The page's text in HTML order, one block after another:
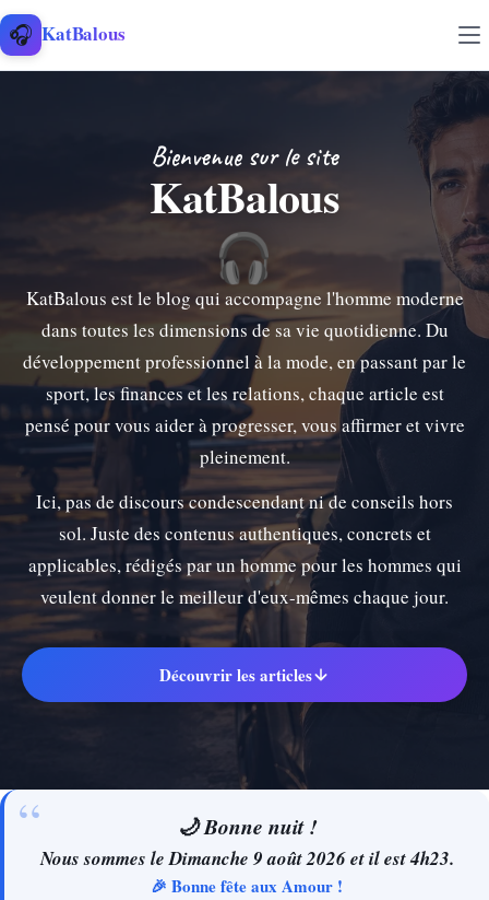
Aller au contenu
🎧 KatBalous
Bienvenue sur le site
KatBalous
🎧
KatBalous est le blog qui accompagne l'homme moderne
dans toutes les dimensions de sa vie quotidienne. Du
développement professionnel à la mode, en passant par le
sport, les finances et les relations, chaque article est
pensé pour vous aider à progresser, vous affirmer et vivre
pleinement.
Ici, pas de discours condescendant ni de conseils hors
sol. Juste des contenus authentiques, concrets et
applicables, rédigés par un homme pour les hommes qui
veulent donner le meilleur d'eux-mêmes chaque jour.
Découvrir les articles
🌙 Bonne nuit !
Nous sommes le Dimanche 9 août 2026 et il est 4h23.
🎉 Bonne fête aux Amour !